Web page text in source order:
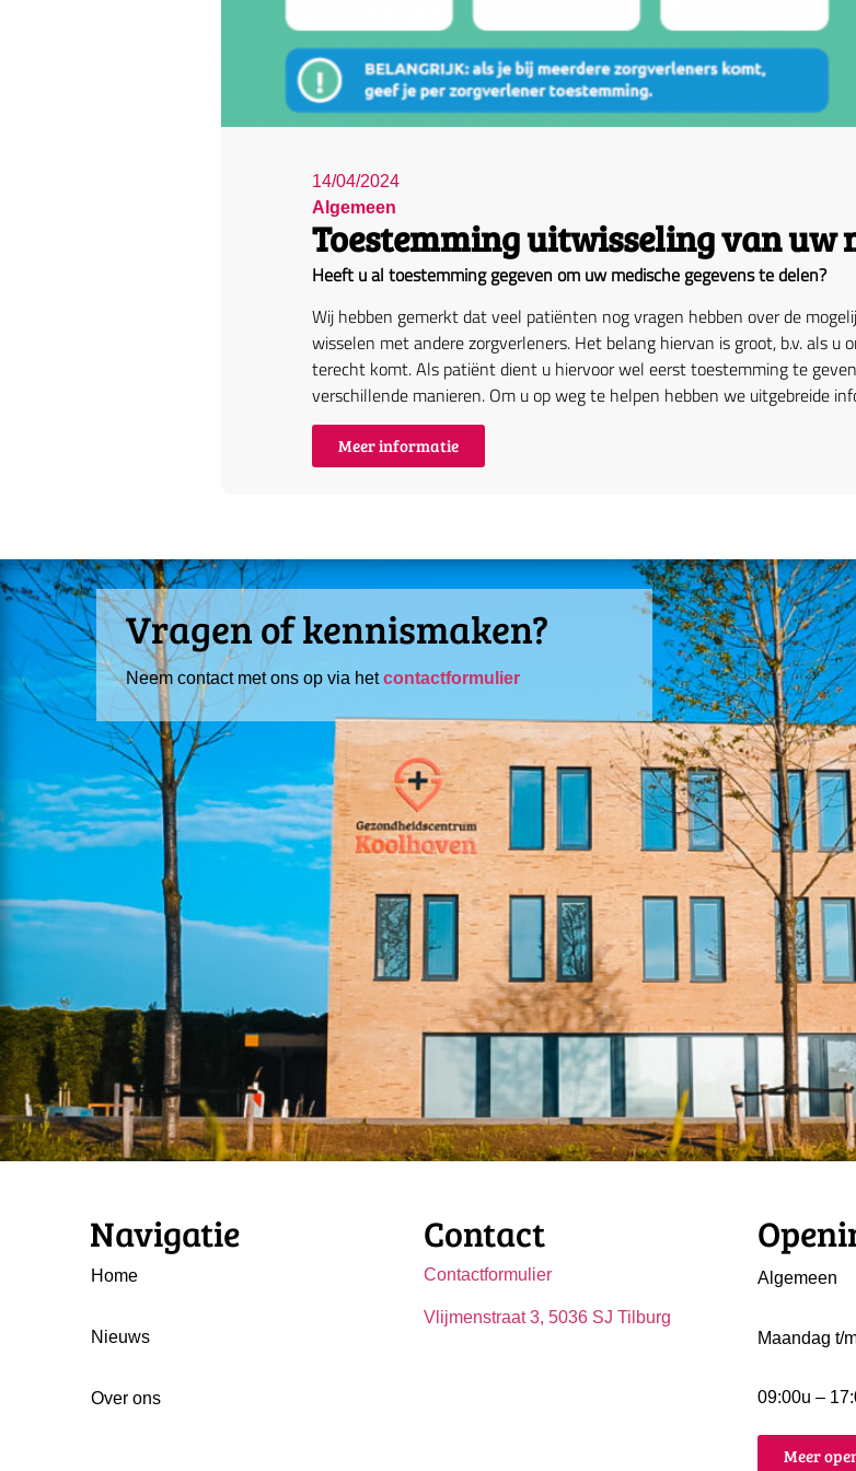
14/04/2024
Algemeen
Toestemming uitwisseling van uw
Heeft u al toestemming gegeven om uw medische gegevens te delen?
Wij hebben gemerkt dat veel patiënten nog vragen hebben over de
wisselen met andere zorgverleners. Het belang hiervan is groot, b.v. als u
terecht komt. Als patiënt dient u hiervoor wel eerst toestemming te
verschillende manieren. Om u op weg te helpen hebben we uitgebreide
Meer informatie
Vragen of kennismaken?
Neem contact met ons op via hetcontactformulier
Navigatie
Home
Nieuws
Over ons
Contact
Contactformulier
Vlijmenstraat 3, 5036 SJ Tilburg
Algemeen
Maandag t/
09:00u –
Meer